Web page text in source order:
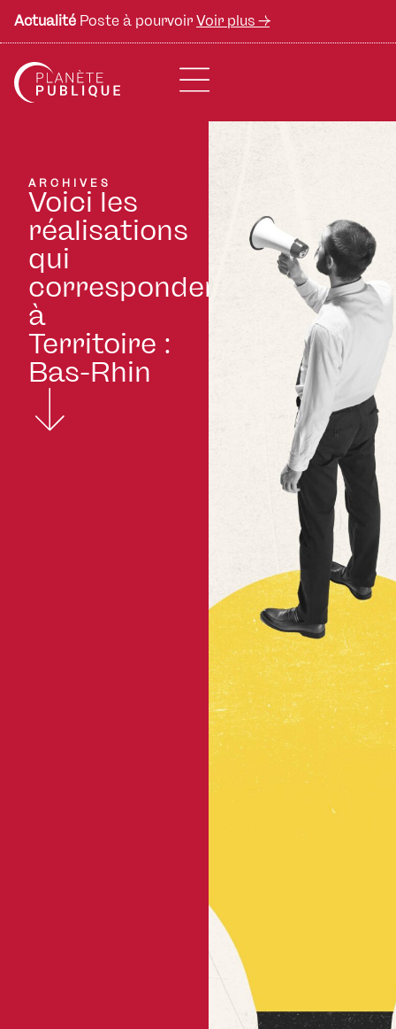
Actualité Poste à pourvoir Voir plus ->
ARCHIVES
Voici les
réalisations
qui
correspondent
à
Territoire :
Bas-Rhin